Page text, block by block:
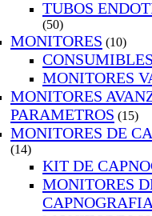
TUBOS
(50)
MONITORES (10)
MONITORES
MONITORES
PARAMETROS (15)
MONITORES DE
(14)
KIT DE
MONITORES
CAPNOGRAFIA